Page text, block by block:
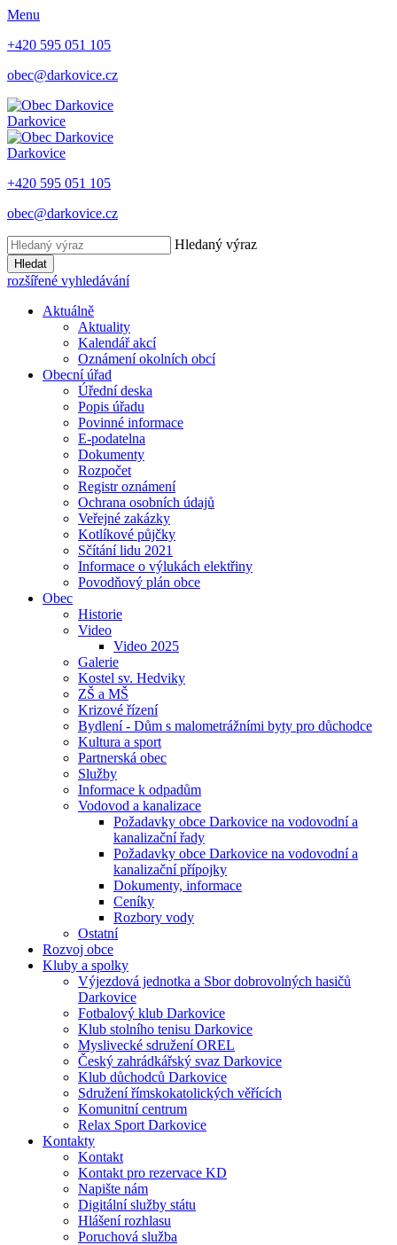
Menu
+420 595 051 105
obec@darkovice.cz
Darkovice
Darkovice
+420 595 051 105
obec@darkovice.cz
Hledaný výraz
Hledat
rozšířené vyhledávání
Aktuálně
Aktuality
Kalendář akcí
Oznámení okolních obcí
Obecní úřad
Úřední deska
Popis úřadu
Povinné informace
E-podatelna
Dokumenty
Rozpočet
Registr oznámení
Ochrana osobních údajů
Veřejné zakázky
Kotlíkové půjčky
Sčítání lidu 2021
Informace o výlukách elektřiny
Povodňový plán obce
Obec
Historie
Video
Video 2025
Galerie
Kostel sv. Hedviky
ZŠ a MŠ
Krizové řízení
Bydlení - Dům s malometrážními byty pro důchodce
Kultura a sport
Partnerská obec
Služby
Informace k odpadům
Vodovod a kanalizace
Požadavky obce Darkovice na vodovodní a
kanalizační řady
Požadavky obce Darkovice na vodovodní a
kanalizační přípojky
Dokumenty, informace
Ceníky
Rozbory vody
Ostatní
Rozvoj obce
Kluby a spolky
Výjezdová jednotka a Sbor dobrovolných hasičů
Darkovice
Fotbalový klub Darkovice
Klub stolního tenisu Darkovice
Myslivecké sdružení OREL
Český zahrádkářský svaz Darkovice
Klub důchodců Darkovice
Sdružení římskokatolických věřících
Komunitní centrum
Relax Sport Darkovice
Kontakty
Kontakt
Kontakt pro rezervace KD
Napište nám
Digitální služby státu
Hlášení rozhlasu
Poruchová služba